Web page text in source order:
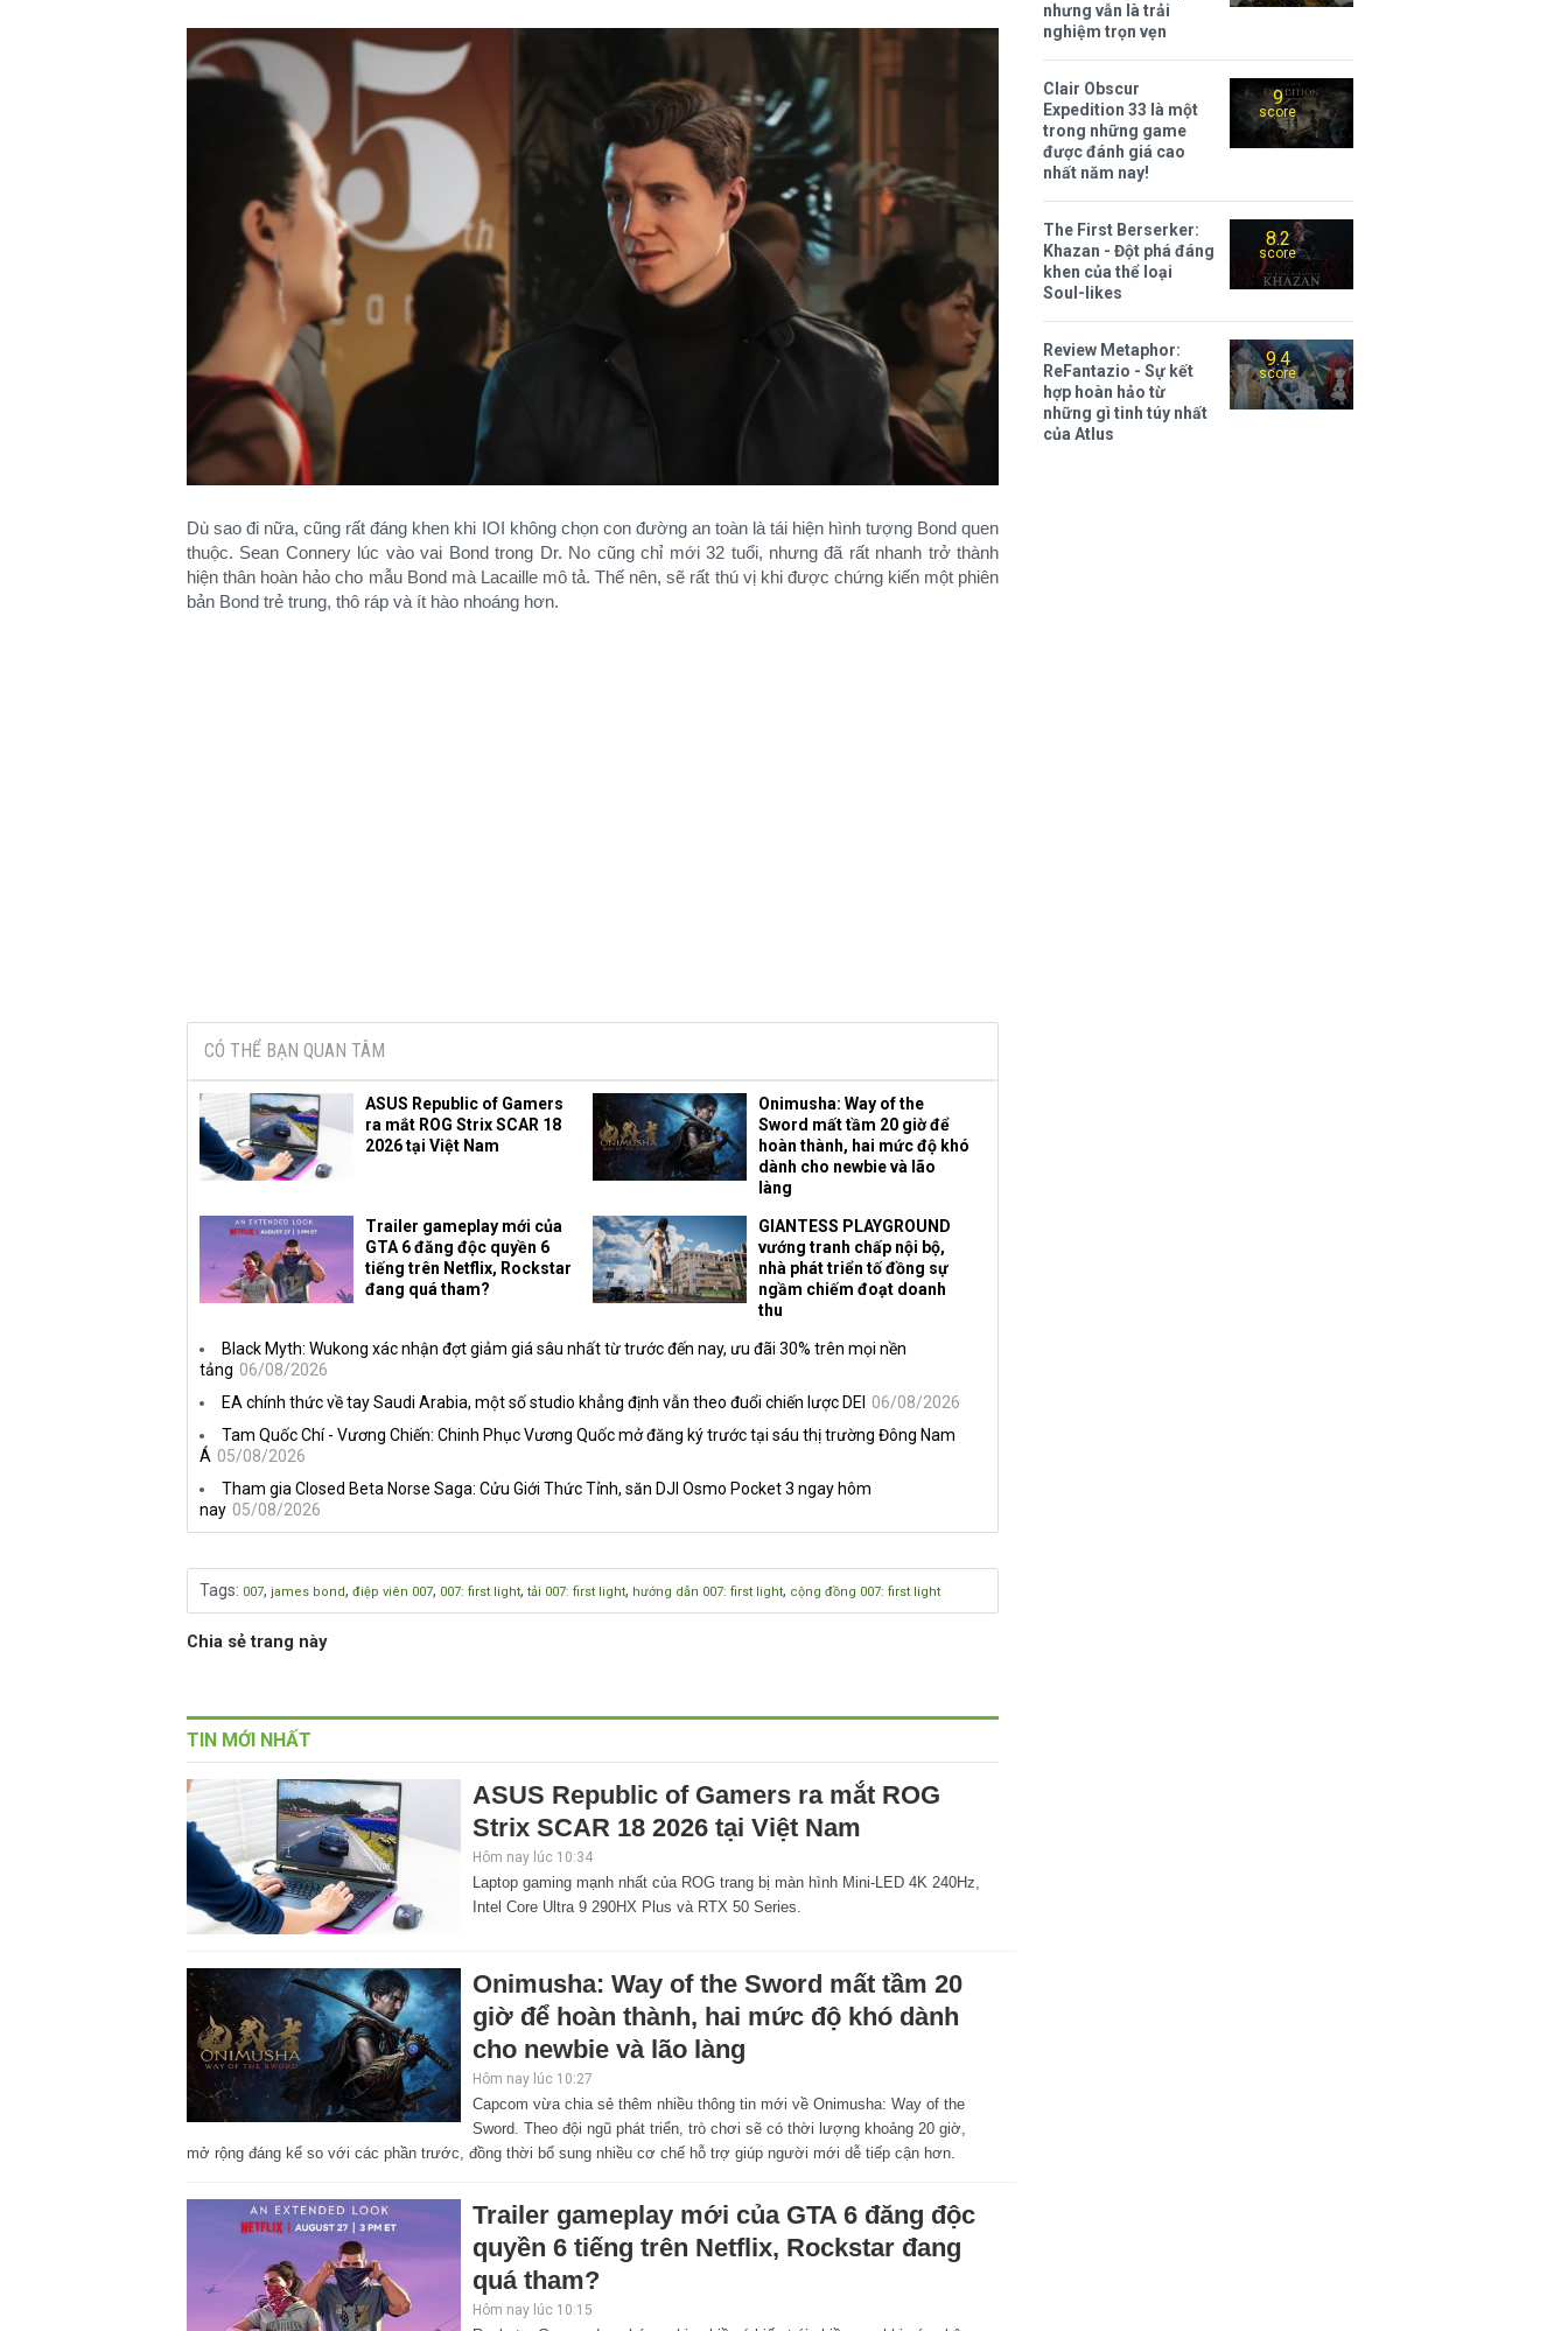
Dù sao đi nữa, cũng rất đáng khen khi IOI không chọn con đường an toàn là tái hiện hình tượng Bond quen
thuộc. Sean Connery lúc vào vai Bond trong Dr. No cũng chỉ mới 32 tuổi, nhưng đã rất nhanh trở thành
hiện thân hoàn hảo cho mẫu Bond mà Lacaille mô tả. Thế nên, sẽ rất thú vị khi được chứng kiến một phiên
bản Bond trẻ trung, thô ráp và ít hào nhoáng hơn.​
CÓ THỂ BẠN QUAN TÂM
ASUS Republic of Gamers
ra mắt ROG Strix SCAR 18
2026 tại Việt Nam
Onimusha: Way of the
Sword mất tầm 20 giờ để
hoàn thành, hai mức độ khó
dành cho newbie và lão
làng
Trailer gameplay mới của
GTA 6 đăng độc quyền 6
tiếng trên Netflix, Rockstar
đang quá tham?
GIANTESS PLAYGROUND
vướng tranh chấp nội bộ,
nhà phát triển tố đồng sự
ngầm chiếm đoạt doanh
thu
Black Myth: Wukong xác nhận đợt giảm giá sâu nhất từ trước đến nay, ưu đãi 30% trên mọi nền
tảng 06/08/2026
EA chính thức về tay Saudi Arabia, một số studio khẳng định vẫn theo đuổi chiến lược DEI
06/08/2026
Tam Quốc Chí - Vương Chiến: Chinh Phục Vương Quốc mở đăng ký trước tại sáu thị trường Đông Nam
Á 05/08/2026
Tham gia Closed Beta Norse Saga: Cửu Giới Thức Tỉnh, săn DJI Osmo Pocket 3 ngay hôm
nay 05/08/2026
Tags: 007, james bond, điệp viên 007, 007: first light, tải 007: first light, hướng dẫn 007: first light, cộng đồng 007: first light
Chia sẻ trang này
TIN MỚI NHẤT
ASUS Republic of Gamers ra mắt ROG
Strix SCAR 18 2026 tại Việt Nam
Hôm nay lúc 10:34
Laptop gaming mạnh nhất của ROG trang bị màn hình Mini-LED 4K 240Hz,
Intel Core Ultra 9 290HX Plus và RTX 50 Series.
Onimusha: Way of the Sword mất tầm 20
giờ để hoàn thành, hai mức độ khó dành
cho newbie và lão làng
Hôm nay lúc 10:27
Capcom vừa chia sẻ thêm nhiều thông tin mới về Onimusha: Way of the
Sword. Theo đội ngũ phát triển, trò chơi sẽ có thời lượng khoảng 20 giờ,
mở rộng đáng kể so với các phần trước, đồng thời bổ sung nhiều cơ chế hỗ trợ giúp người mới dễ tiếp cận hơn.
Trailer gameplay mới của GTA 6 đăng độc
quyền 6 tiếng trên Netflix, Rockstar đang
quá tham?
Hôm nay lúc 10:15
nhưng vẫn là trải
nghiệm trọn vẹn
9
score
Clair Obscur
Expedition 33 là một
trong những game
được đánh giá cao
nhất năm nay!
8.2
score
The First Berserker:
Khazan - Đột phá đáng
khen của thể loại
Soul-likes
9.4
score
Review Metaphor:
ReFantazio - Sự kết
hợp hoàn hảo từ
những gì tinh túy nhất
của Atlus